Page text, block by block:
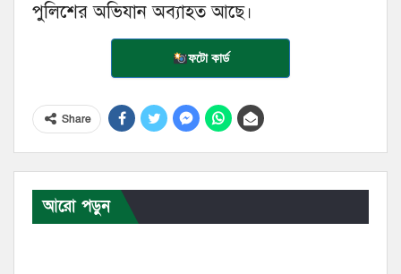
পুলিশের অভিযান অব্যাহত আছে।
ফটো কার্ড
Share
আরো পড়ুন